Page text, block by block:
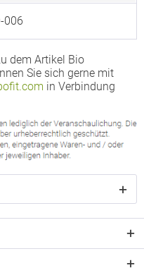
006
dem Artikel Bio
Sie sich gerne mit
in Verbindung